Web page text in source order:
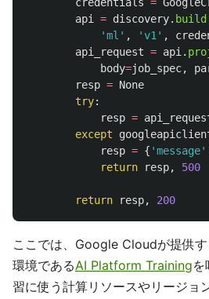
credentials =
api = discovery. build
'ml ' , ' v1' ,
api_request = api.
body=job_spec,
resp = None
try:
resp =
except
resp = { 'message'
return
resp, 500
return resp, 200
ここでは、Google Cloudが提供
環境であるAI Platform Training
習に使う計算リソースやリージョ